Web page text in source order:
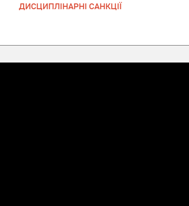
ДИСЦИПЛІНАРНІ САНКЦІЇ